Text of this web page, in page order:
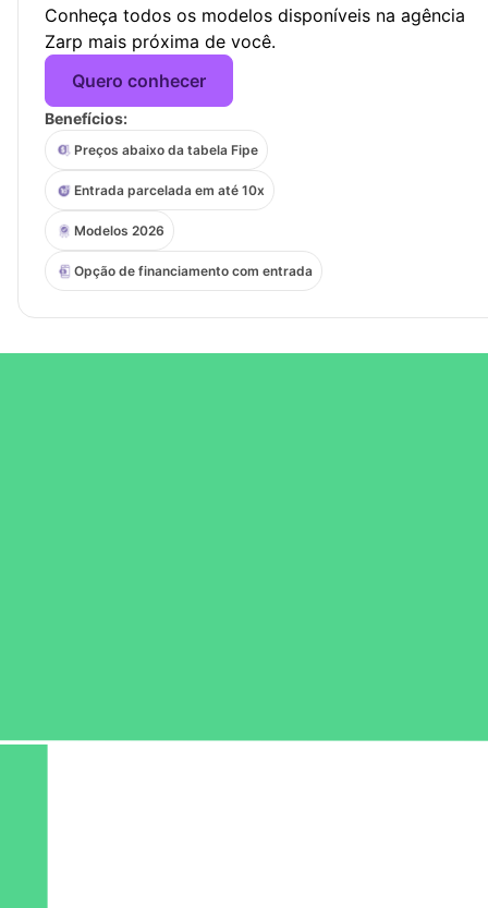
Conheça todos os modelos disponíveis na agência
Zarp mais próxima de você.
Quero conhecer
Benefícios:
Preços abaixo da tabela Fipe
Entrada parcelada em até 10x
Modelos 2026
Opção de financiamento com entrada